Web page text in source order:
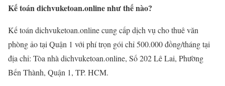
Kế toán dichvuketoan.online như thế nào?
Kế toán dichvuketoan.online cung cấp dịch vụ cho thuê văn
phòng ảo tại Quận 1 với phí trọn gói chỉ 500.000 đồng/tháng tại
địa chỉ: Tòa nhà dichvuketoan.online, Số 202 Lê Lai, Phường
Bến Thành, Quận 1, TP. HCM.